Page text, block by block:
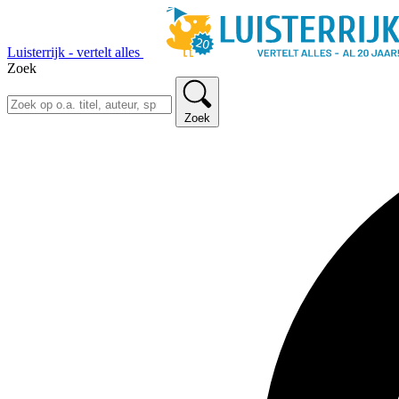
Luisterrijk - vertelt alles
Zoek
Zoek